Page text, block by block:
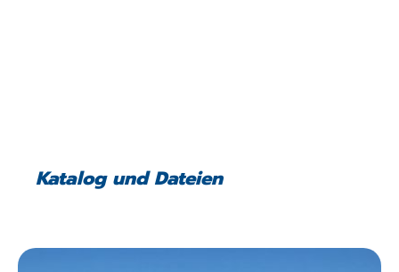
Katalog und Dateien